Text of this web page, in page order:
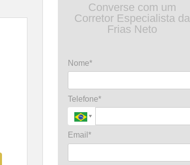
Converse com um
Corretor Especialista da
Frias Neto
Nome*
Telefone*
Email*